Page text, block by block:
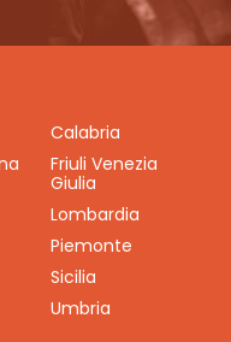
Calabria
Friuli Venezia
Giulia
Lombardia
Piemonte
Sicilia
Umbria